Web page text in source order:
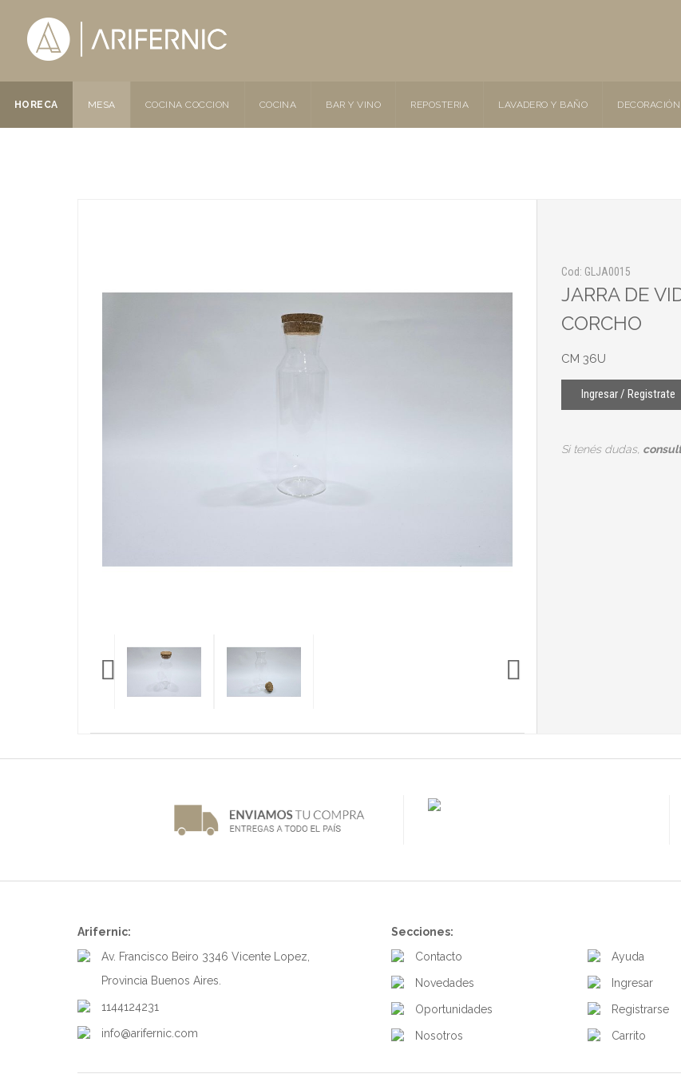
HORECA MESA COCINA COCCION COCINA BAR Y VINO REPOSTERIA LAVADERO Y BAÑO DECORACIÓN
Cod: GLJA0015
JARRA DE
CORCHO
CM 36U
Ingresar / Registrate
Si tenés dudas,
Arifernic:
Av. Francisco Beiro 3346 Vicente Lopez,
Provincia Buenos Aires.
1144124231
info@arifernic.com
Secciones:
Contacto
Novedades
Oportunidades
Nosotros
Ayuda
Ingresar
Registrarse
Carrito